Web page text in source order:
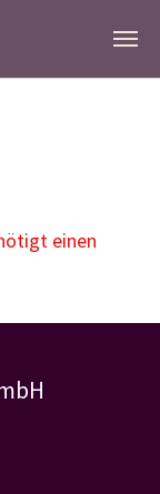
einen